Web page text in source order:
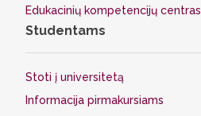
Edukacinių kompetencijų centras
Studentams
Stoti į universitetą
Informacija pirmakursiams